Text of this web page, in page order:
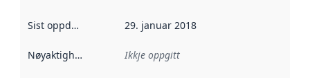
Sist oppdatert 29. januar 2018
Nøyaktigheit Ikkje oppgitt